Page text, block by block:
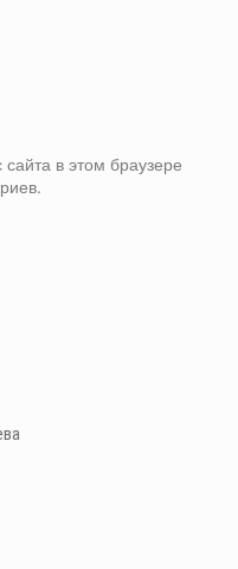
в этом браузере